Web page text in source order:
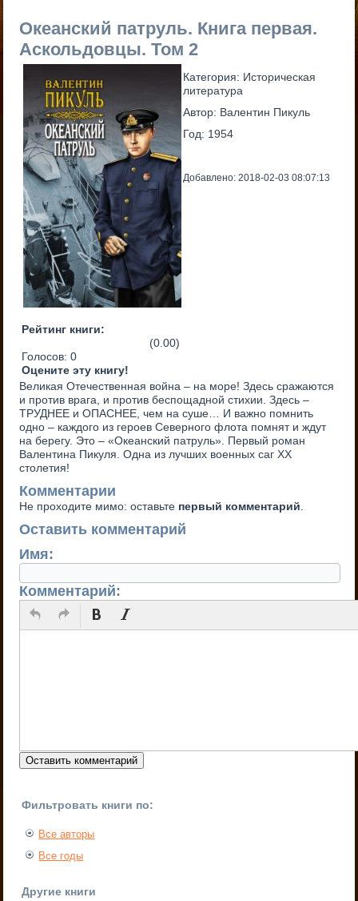
Океанский патруль. Книга первая.
Аскольдовцы. Том 2
Рейтинг книги:
(0.00)
Голосов:0
Оцените эту книгу!
Категория: Историческая
литература
Автор: Валентин Пикуль
Год: 1954
Добавлено: 2018-02-03 08:07:13
Великая Отечественная война – на море! Здесь сражаются
и против врага, и против беспощадной стихии. Здесь –
ТРУДНЕЕ и ОПАСНЕЕ, чем на суше… И важно помнить
одно – каждого из героев Северного флота помнят и ждут
на берегу. Это – «Океанский патруль». Первый роман
Валентина Пикуля. Одна из лучших военных саг XX
столетия!
Комментарии
Не проходите мимо: оставьте первый комментарий
Оставить комментарий
Имя:
Комментарий:
Фильтровать книги по:
Все авторы
Все годы
Другие книги